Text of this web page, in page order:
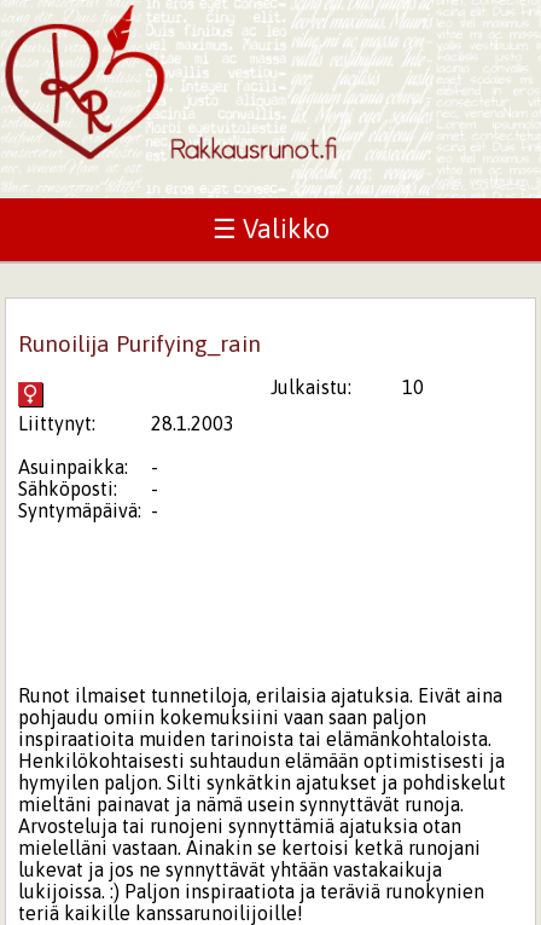
☰ Valikko
Runoilija Purifying_rain
Julkaistu:
10
Liittynyt:
28.1.2003
Asuinpaikka:
-
Sähköposti:
-
Syntymäpäivä: -
Runot ilmaiset tunnetiloja, erilaisia ajatuksia. Eivät aina
pohjaudu omiin kokemuksiini vaan saan paljon
inspiraatioita muiden tarinoista tai elämänkohtaloista.
Henkilökohtaisesti suhtaudun elämään optimistisesti ja
hymyilen paljon. Silti synkätkin ajatukset ja pohdiskelut
mieltäni painavat ja nämä usein synnyttävät runoja.
Arvosteluja tai runojeni synnyttämiä ajatuksia otan
mielelläni vastaan. Ainakin se kertoisi ketkä runojani
lukevat ja jos ne synnyttävät yhtään vastakaikuja
lukijoissa. :) Paljon inspiraatiota ja teräviä runokynien
teriä kaikille kanssarunoilijoille!